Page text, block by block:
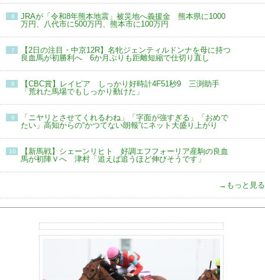
6
JRAが「令和8年熊本地震」被災地へ義援金 熊本県に1000
万円、八代市に500万円、熊本市に100万円
7
【2日の注目・中京12R】名牝ジェンティルドンナを母に持つ
良血馬が初勝利へ 6か月ぶりも距離短縮で仕切り直し
8
【CBC賞】レイピア しっかり好時計4F51秒9 三渕助手
「荒れた馬場でもしっかり動けた」
9
「ニヤリとさせてくれるわね」「字面が強すぎる」「おめで
たい」高知からの“かつてない朗報”にネット大盛り上がり
10
【新馬戦】シェーンリヒト 好調エフフォーリア産駒の良血
馬が初陣Ｖへ 津村「追えば追うほど伸びそうです」
→もっと見る